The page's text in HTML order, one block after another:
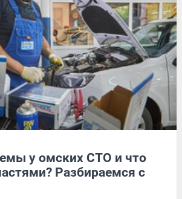
у омских СТО и что
Разбираемся с